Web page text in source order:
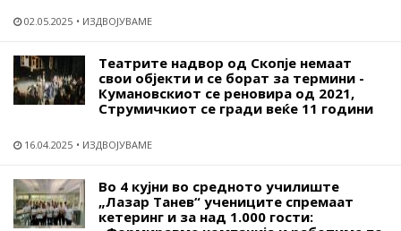
02.05.2025 ИЗДВОЈУВАМЕ
Театрите надвор од Скопје немаат
свои објекти и се борат за термини -
Кумановскиот се реновира од 2021,
Струмичкиот се гради веќе 11 години
16.04.2025 ИЗДВОЈУВАМЕ
Во 4 кујни во средното училиште
„Лазар Танев“ учениците спремаат
кетеринг и за над 1.000 гости: